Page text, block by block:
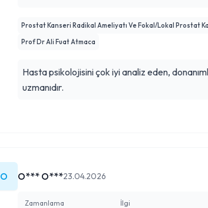
Prostat Kanseri Radikal Ameliyatı Ve Fokal/Lokal Prostat
Prof Dr Ali Fuat Atmaca
Hasta psikolojisini çok iyi analiz eden,
uzmanıdır.
O O*** O***23.04.2026
Zamanlama İlgi